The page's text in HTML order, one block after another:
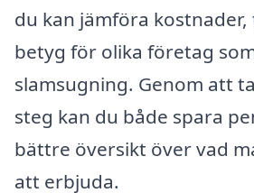
du kan jämföra
betyg för olika företag
slamsugning. Genom att
steg kan du både spara
bättre översikt över vad
att erbjuda.